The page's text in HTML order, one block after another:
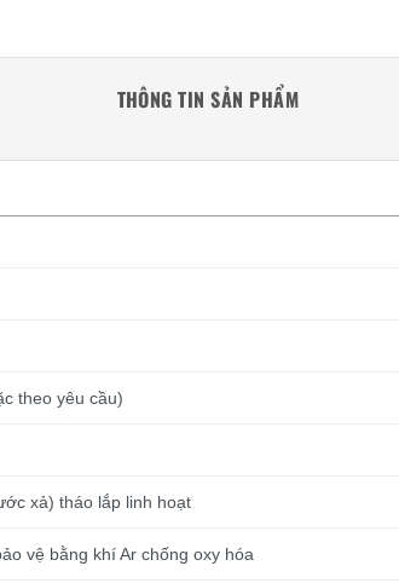
THÔNG TIN SẢN PHẨM
theo yêu cầu)
xả) tháo lắp linh hoạt
vệ bằng khí Ar chống oxy hóa